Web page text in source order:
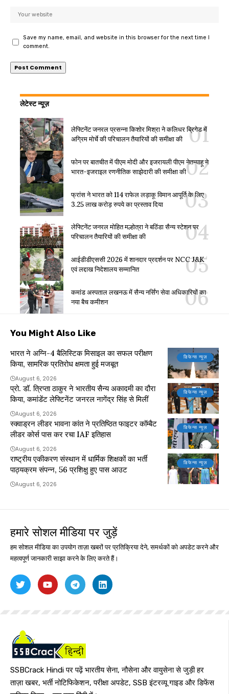
Save my name, email, and website in this browser for the next time I
comment.
लेटेस्ट न्यूज़
लेफ्टिनेंट जनरल प्रसन्ना किशोर मिश्रा ने कलिधर ब्रिगेड में
अग्रिम मोर्चे की परिचालन तैयारियों की समीक्षा की
फोन पर बातचीत में पीएम मोदी और इजरायली पीएम नेतन्याहू ने
भारत-इजराइल रणनीतिक साझेदारी की समीक्षा की
फ्रांस ने भारत को 114 राफेल लड़ाकू विमान आपूर्ति के लिए
3.25 लाख करोड़ रुपये का प्रस्ताव दिया
लेफ्टिनेंट जनरल मोहित मल्होत्रा ने बठिंडा सैन्य स्टेशन पर
परिचालन तैयारियों की समीक्षा की
आईडीडीएससी 2026 में शानदार प्रदर्शन पर NCC J&K
एवं लद्दाख निदेशालय सम्मानित
कमांड अस्पताल लखनऊ में सैन्य नर्सिंग सेवा अधिकारियों का
नया बैच कमीशन
You Might Also Like
डिफेन्स न्यूज़
भारत ने अग्नि-4 बैलिस्टिक मिसाइल का सफल परीक्षण
किया, सामरिक प्रतिरोध क्षमता हुई मजबूत
August 6, 2026
डिफेन्स न्यूज़
प्रो. डॉ. त्रिप्ता ठाकुर ने भारतीय सैन्य अकादमी का दौरा
किया, कमांडेंट लेफ्टिनेंट जनरल नागेंद्र सिंह से मिलीं
August 6, 2026
डिफेन्स न्यूज़
स्क्वाड्रन लीडर भावना कांत ने प्रतिष्ठित फाइटर कॉम्बैट
लीडर कोर्स पास कर रचा IAF इतिहास
August 6, 2026
डिफेन्स न्यूज़
राष्ट्रीय एकीकरण संस्थान में धार्मिक शिक्षकों का भर्ती
पाठ्यक्रम संपन्न, 56 प्रशिक्षु हुए पास आउट
August 6, 2026
हमारे सोशल मीडिया पर जुड़ें
हम सोशल मीडिया का उपयोग ताज़ा खबरों पर प्रतिक्रिया देने, समर्थकों को अपडेट करने और
महत्वपूर्ण जानकारी साझा करने के लिए करते हैं।
SSBCrack Hindi पर पढ़ें भारतीय सेना, नौसेना और वायुसेना से जुड़ी हर
ताज़ा खबर, भर्ती नोटिफिकेशन, परीक्षा अपडेट, SSB इंटरव्यू गाइड और डिफेंस